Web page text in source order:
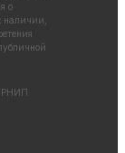
о
наличии,